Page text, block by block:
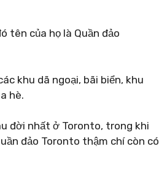
tên của họ là Quần đảo
khu dã ngoại, bãi biển, khu
hè.
đời nhất ở Toronto, trong khi
đảo Toronto thậm chí còn có